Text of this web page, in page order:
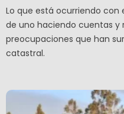
Lo que está ocurriendo
de uno haciendo cuentas y
preocupaciones que han
catastral.